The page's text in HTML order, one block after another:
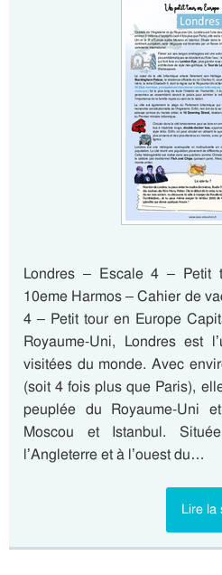
Londres – Escale 4 – Petit
10eme Harmos – Cahier de
4 – Petit tour en Europe
Royaume-Uni, Londres est
visitées du monde. Avec
(soit 4 fois plus que Paris),
peuplée du Royaume-Uni
Moscou et Istanbul.
l’Angleterre et à l’ouest du…
Lire la